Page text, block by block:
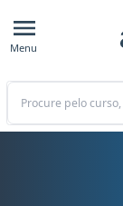
Menu
Buscar